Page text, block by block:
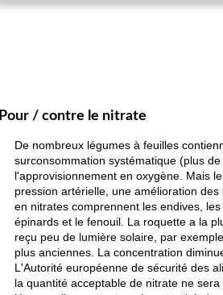
Pour / contre le nitrate
De nombreux légumes à feuilles
surconsommation systématique (plus
l'approvisionnement en oxygène. Mais
pression artérielle, une amélioration
en nitrates comprennent les endives,
épinards et le fenouil. La roquette a la
reçu peu de lumière solaire, par
plus anciennes. La concentration
L'Autorité européenne de sécurité des
la quantité acceptable de nitrate ne